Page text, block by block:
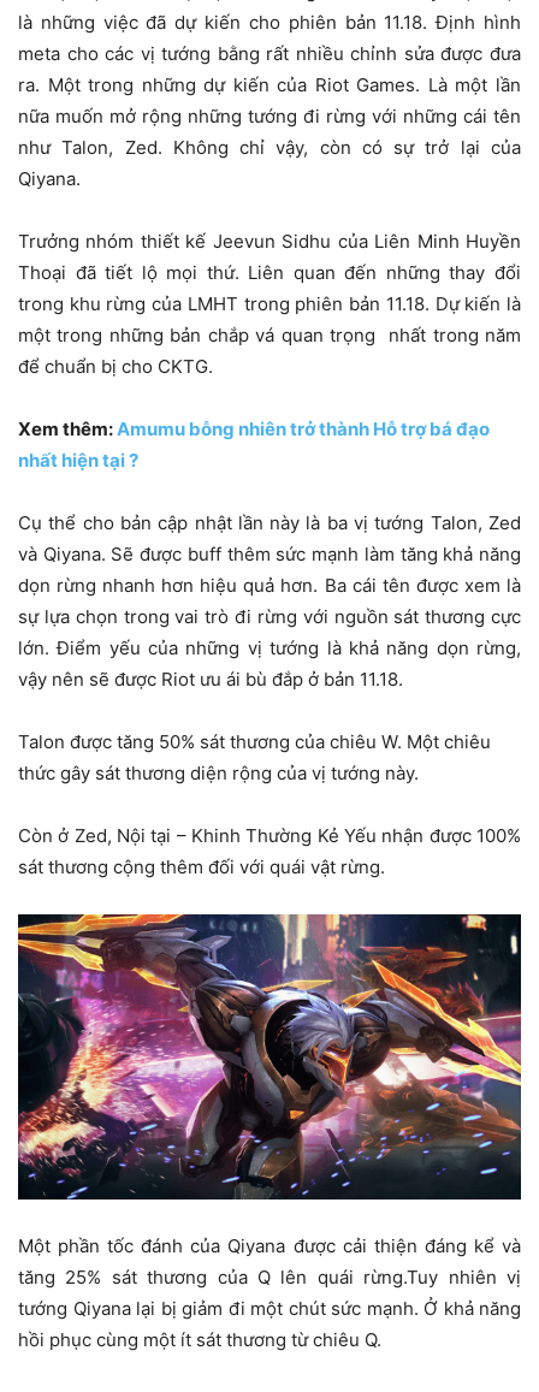
là những việc đã dự kiến cho phiên bản 11.18. Định hình
meta cho các vị tướng bằng rất nhiều chỉnh sửa được đưa
ra. Một trong những dự kiến của Riot Games. Là một lần
nữa muốn mở rộng những tướng đi rừng với những cái tên
như Talon, Zed. Không chỉ vậy, còn có sự trở lại của
Qiyana.
Trưởng nhóm thiết kế Jeevun Sidhu của Liên Minh Huyền
Thoại đã tiết lộ mọi thứ. Liên quan đến những thay đổi
trong khu rừng của LMHT trong phiên bản 11.18. Dự kiến là
một trong những bản chắp vá quan trọng nhất trong năm
để chuẩn bị cho CKTG.
Xem thêm:Amumu bỗng nhiên trở thành Hỗ trợ bá đạo
nhất hiện tại ?
Cụ thể cho bản cập nhật lần này là ba vị tướng Talon, Zed
và Qiyana. Sẽ được buff thêm sức mạnh làm tăng khả năng
dọn rừng nhanh hơn hiệu quả hơn. Ba cái tên được xem là
sự lựa chọn trong vai trò đi rừng với nguồn sát thương cực
lớn. Điểm yếu của những vị tướng là khả năng dọn rừng,
vậy nên sẽ được Riot ưu ái bù đắp ở bản 11.18.
Talon được tăng 50% sát thương của chiêu W. Một chiêu
thức gây sát thương diện rộng của vị tướng này.
Còn ở Zed, Nội tại – Khinh Thường Kẻ Yếu nhận được 100%
sát thương cộng thêm đối với quái vật rừng.
Một phần tốc đánh của Qiyana được cải thiện đáng kể và
tăng 25% sát thương của Q lên quái rừng.Tuy nhiên vị
tướng Qiyana lại bị giảm đi một chút sức mạnh. Ở khả năng
hồi phục cùng một ít sát thương từ chiêu Q.